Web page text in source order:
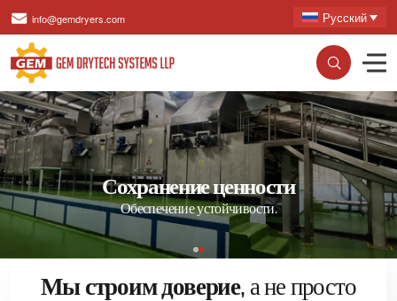
info@gemdryers.com Русский
Сохранение ценности
Обеспечение устойчивости.
Мы строим доверие, а не просто